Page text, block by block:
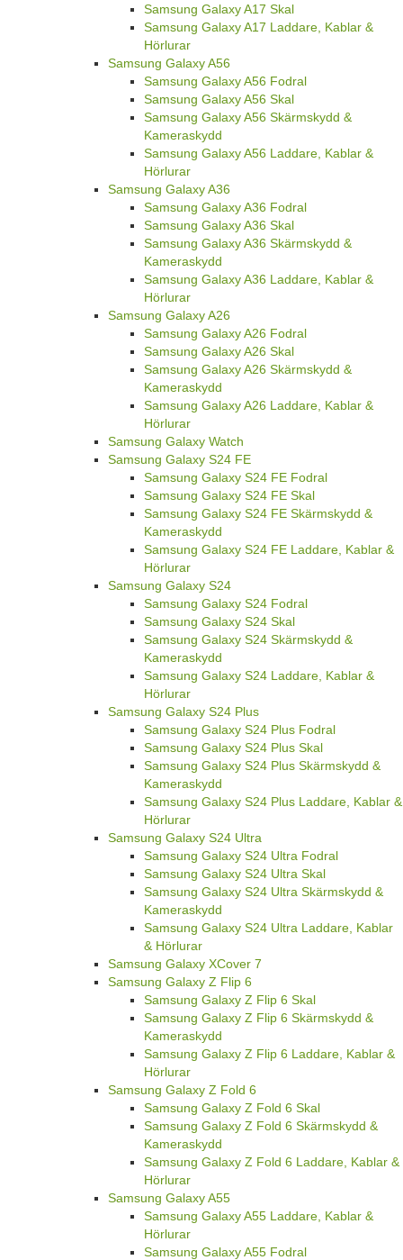
Samsung Galaxy A17 Skal
Samsung Galaxy A17 Laddare, Kablar &
Hörlurar
Samsung Galaxy A56
Samsung Galaxy A56 Fodral
Samsung Galaxy A56 Skal
Samsung Galaxy A56 Skärmskydd &
Kameraskydd
Samsung Galaxy A56 Laddare, Kablar &
Hörlurar
Samsung Galaxy A36
Samsung Galaxy A36 Fodral
Samsung Galaxy A36 Skal
Samsung Galaxy A36 Skärmskydd &
Kameraskydd
Samsung Galaxy A36 Laddare, Kablar &
Hörlurar
Samsung Galaxy A26
Samsung Galaxy A26 Fodral
Samsung Galaxy A26 Skal
Samsung Galaxy A26 Skärmskydd &
Kameraskydd
Samsung Galaxy A26 Laddare, Kablar &
Hörlurar
Samsung Galaxy Watch
Samsung Galaxy S24 FE
Samsung Galaxy S24 FE Fodral
Samsung Galaxy S24 FE Skal
Samsung Galaxy S24 FE Skärmskydd &
Kameraskydd
Samsung Galaxy S24 FE Laddare, Kablar &
Hörlurar
Samsung Galaxy S24
Samsung Galaxy S24 Fodral
Samsung Galaxy S24 Skal
Samsung Galaxy S24 Skärmskydd &
Kameraskydd
Samsung Galaxy S24 Laddare, Kablar &
Hörlurar
Samsung Galaxy S24 Plus
Samsung Galaxy S24 Plus Fodral
Samsung Galaxy S24 Plus Skal
Samsung Galaxy S24 Plus Skärmskydd &
Kameraskydd
Samsung Galaxy S24 Plus Laddare, Kablar &
Hörlurar
Samsung Galaxy S24 Ultra
Samsung Galaxy S24 Ultra Fodral
Samsung Galaxy S24 Ultra Skal
Samsung Galaxy S24 Ultra Skärmskydd &
Kameraskydd
Samsung Galaxy S24 Ultra Laddare, Kablar
& Hörlurar
Samsung Galaxy XCover 7
Samsung Galaxy Z Flip 6
Samsung Galaxy Z Flip 6 Skal
Samsung Galaxy Z Flip 6 Skärmskydd &
Kameraskydd
Samsung Galaxy Z Flip 6 Laddare, Kablar &
Hörlurar
Samsung Galaxy Z Fold 6
Samsung Galaxy Z Fold 6 Skal
Samsung Galaxy Z Fold 6 Skärmskydd &
Kameraskydd
Samsung Galaxy Z Fold 6 Laddare, Kablar &
Hörlurar
Samsung Galaxy A55
Samsung Galaxy A55 Laddare, Kablar &
Hörlurar
Samsung Galaxy A55 Fodral